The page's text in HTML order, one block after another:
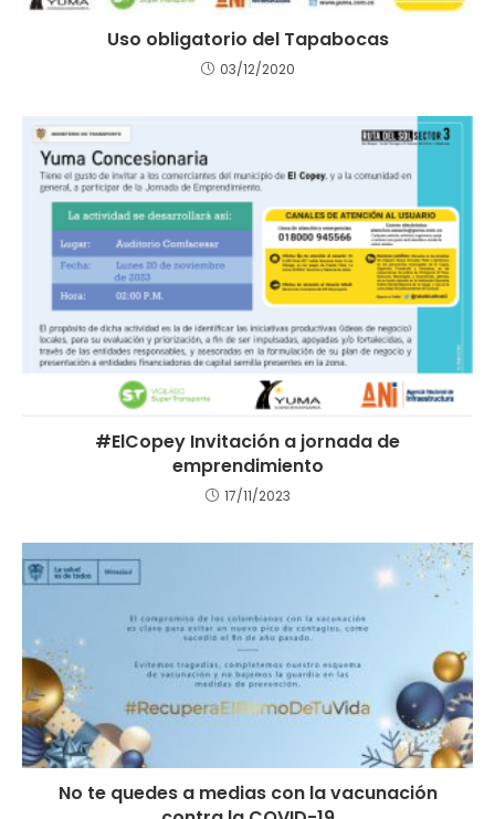
Uso obligatorio del Tapabocas
03/12/2020
#ElCopey Invitación a jornada de
emprendimiento
17/11/2023
No te quedes a medias con la vacunación